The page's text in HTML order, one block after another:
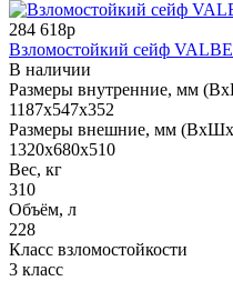
284 618р
Взломостойкий сейф
В наличии
Размеры внутренние, мм
1187x547x352
Размеры внешние, мм
1320x680x510
Вес, кг
310
Объём, л
228
Класс взломостойкости
3 класс